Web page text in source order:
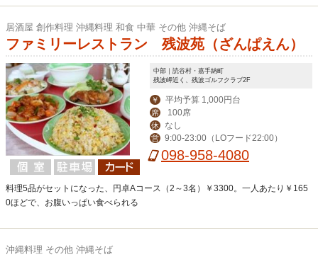
居酒屋 創作料理 沖縄料理 和食 中華 その他 沖縄そば
ファミリーレストラン 残波苑（ざんぱえん）
中部｜読谷村・嘉手納町
残波岬近く、残波ゴルフクラブ2F
￥ 平均予算 1,000円台
席 100席
休 なし
営 9:00-23:00（LOフード22:00）
098-958-4080
料理5品がセットになった、円卓Aコース（2～3名）￥3300。一人あたり￥165
0ほどで、お腹いっぱい食べられる
沖縄料理 その他 沖縄そば